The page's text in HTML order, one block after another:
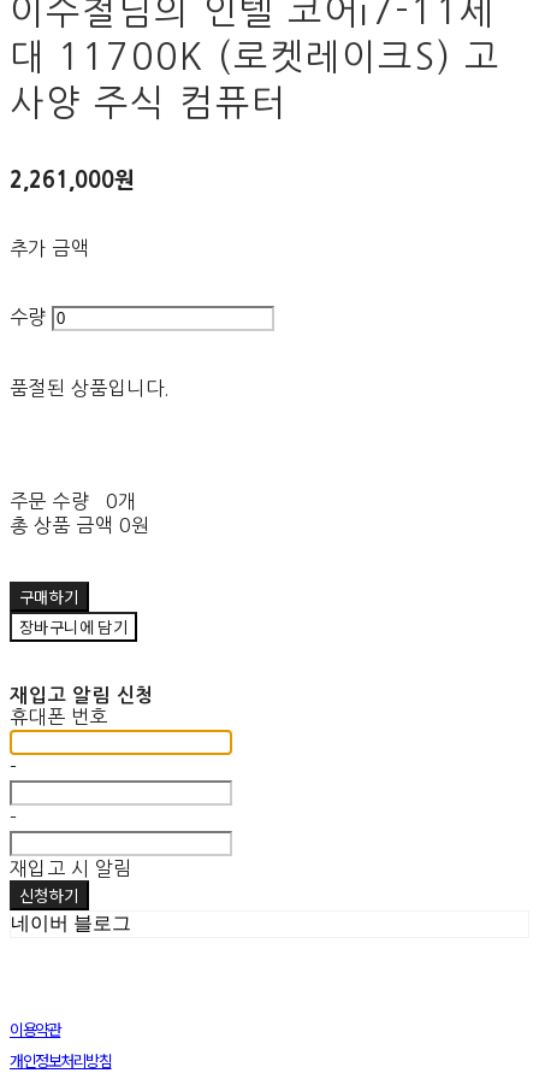
이수철님의 인텔 코어i7-11세
대 11700K (로켓레이크S) 고
사양 주식 컴퓨터
2,261,000원
추가 금액
수량
품절된 상품입니다.
주문 수량
0개
총 상품 금액 0원
구매하기
장바구니에 담기
재입고 알림 신청
휴대폰 번호
-
-
재입고 시 알림
신청하기
네이버 블로그
이용약관
개인정보처리방침